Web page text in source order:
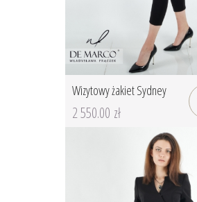
Wizytowy żakiet Sydney
2 550.00 zł